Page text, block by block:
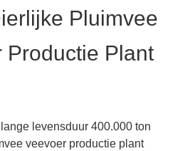
Pluimvee
Productie Plant
levensduur 400.000 ton
veevoer productie plant